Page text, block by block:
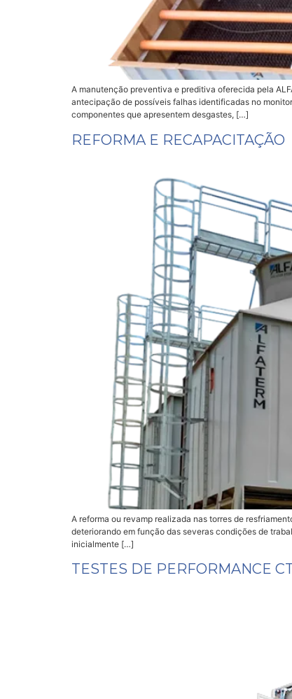
A manutenção preventiva e preditiva oferecida pela
antecipação de possíveis falhas identificadas no
componentes que apresentem desgastes, […]
REFORMA E RECAPACITAÇÃO
A reforma ou revamp realizada nas torres de
deteriorando em função das severas condições de
inicialmente […]
TESTES DE PERFORMANCE